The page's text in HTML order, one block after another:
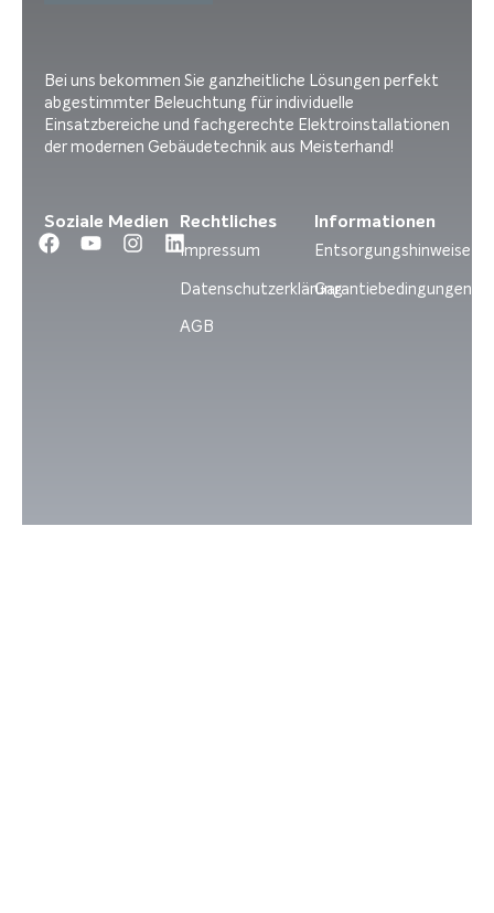
Bei uns bekommen Sie ganzheitliche Lösungen perfekt
abgestimmter Beleuchtung für individuelle
Einsatzbereiche und fachgerechte Elektroinstallationen
der modernen Gebäudetechnik aus Meisterhand!
Soziale Medien Rechtliches
Impressum
Datenschutzerklärung
AGB
Informationen
Entsorgungshinweise
Garantiebedingungen